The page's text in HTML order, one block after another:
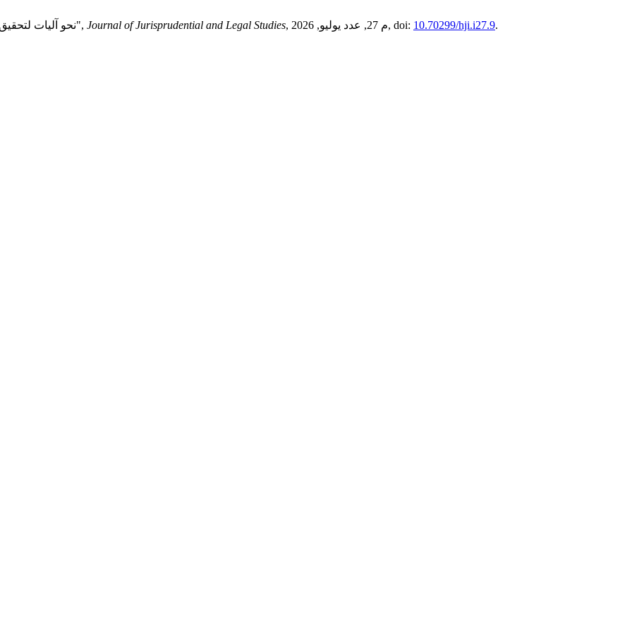
"نحو آليات لتحقيق التوازن بين التمكين لحقوق الإنسان والتنمية وخدمة الديون السيادية", Journal of Jurisprudential and Legal Studies , م 27, عدد يوليو, 2026, doi: 10.70299/hji.i27.9.